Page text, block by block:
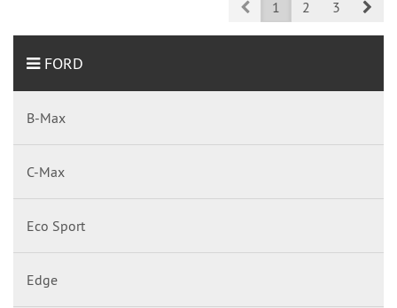
Prev1 2 3
FORD
B-Max
C-Max
Eco Sport
Edge